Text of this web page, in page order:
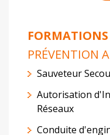
FORMATIONS
PRÉVENTION
Sauveteur
Autorisation
Réseaux
Conduite